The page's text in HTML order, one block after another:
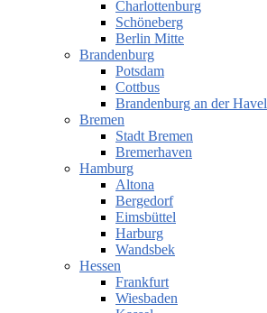
Charlottenburg
Schöneberg
Berlin Mitte
Brandenburg
Potsdam
Cottbus
Brandenburg an der Havel
Bremen
Stadt Bremen
Bremerhaven
Hamburg
Altona
Bergedorf
Eimsbüttel
Harburg
Wandsbek
Hessen
Frankfurt
Wiesbaden